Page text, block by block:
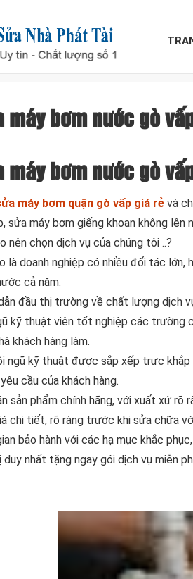
máy bơm nước gò
máy bơm nước gò
máy bơm quận gò vấp giá rẻ và
sửa máy bơm giếng khoan không lên
nên chọn dịch vụ của chúng tôi ..?
là doanh nghiệp có nhiều đối tác
cả năm.
đầu thị trường về chất lượng dịch
kỹ thuật viên tốt nghiệp các trường
khách hàng làm.
ngũ kỹ thuật được sắp xếp trực khắp
cầu của khách hàng.
sản phẩm chính hãng, với xuất xứ rõ
chi tiết, rõ ràng trước khi sửa chữa
bảo hành với các hạ mục khắc phục,
duy nhất tặng ngay gói dịch vụ miễn